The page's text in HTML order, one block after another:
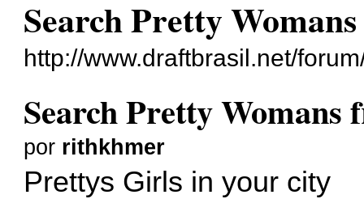
Search Pretty
http://www.draftbrasil.net/
Search Pretty
por rithkhmer
Prettys Girls in your city